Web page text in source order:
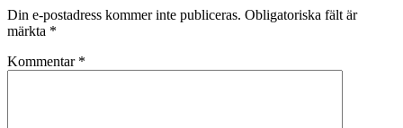
Din e-postadress kommer inte publiceras. Obligatoriska fält är
märkta *
Kommentar *